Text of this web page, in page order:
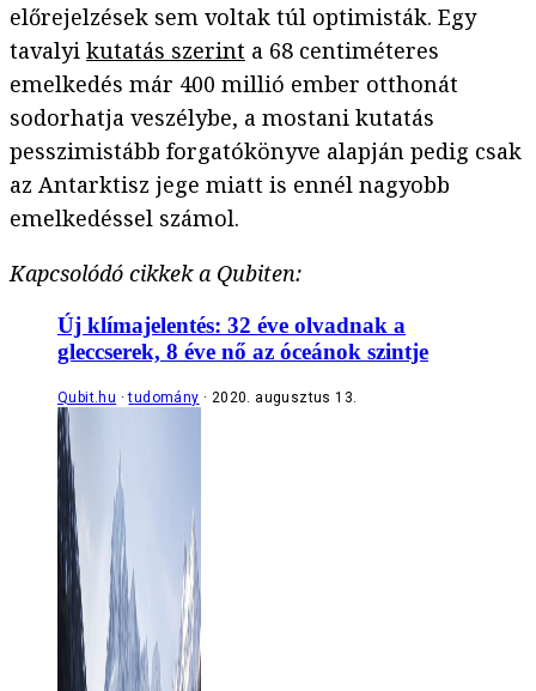
előrejelzések sem voltak túl optimisták. Egy
tavalyi kutatás szerint a 68 centiméteres
emelkedés már 400 millió ember otthonát
sodorhatja veszélybe, a mostani kutatás
pesszimistább forgatókönyve alapján pedig csak
az Antarktisz jege miatt is ennél nagyobb
emelkedéssel számol.
Kapcsolódó cikkek a Qubiten:
Új klímajelentés: 32 éve olvadnak a
gleccserek, 8 éve nő az óceánok szintje
Qubit.hu tudomány 2020. augusztus 13.